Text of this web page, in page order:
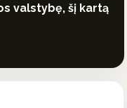
valstybę, šį kartą